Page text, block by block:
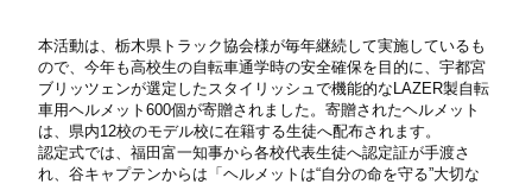
本活動は、栃木県トラック協会様が毎年継続して実施しているも
ので、今年も高校生の自転車通学時の安全確保を目的に、宇都宮
ブリッツェンが選定したスタイリッシュで機能的なLAZER製自転
車用ヘルメット600個が寄贈されました。寄贈されたヘルメット
は、県内12校のモデル校に在籍する生徒へ配布されます。
認定式では、福田富一知事から各校代表生徒へ認定証が手渡さ
れ、谷キャプテンからは「ヘルメットは“自分の命を守る”大切な